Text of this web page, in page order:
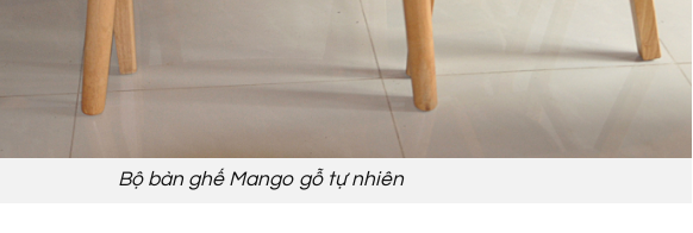
Bộ bàn ghế Mango gỗ tự nhiên